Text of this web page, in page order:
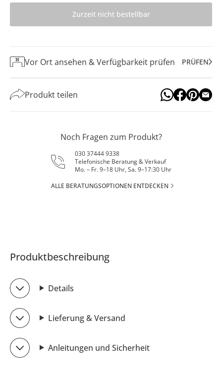
Zurzeit nicht bestellbar
Vor Ort ansehen & Verfügbarkeit prüfen PRÜFEN
Produkt teilen
Noch Fragen zum Produkt?
030 37444 9338
Telefonische Beratung & Verkauf
Mo. – Fr. 9–18 Uhr, Sa. 9–17:30 Uhr
ALLE BERATUNGSOPTIONEN ENTDECKEN
Produktbeschreibung
Details
Lieferung & Versand
Anleitungen und Sicherheit